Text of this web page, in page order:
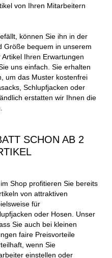
von Ihren Mitarbeitern
können Sie ihn in der
Größe bequem in unserem
Ihren Erwartungen
uns einfach. Sie erhalten
um das Muster kostenfrei
Schlupfjacken oder
erstatten wir Ihnen die
SCHON AB 2
Shop profitieren Sie bereits
von attraktiven
für
oder Hosen. Unser
Sie auch bei kleinen
faire Preisvorteile
wenn Sie
einstellen oder